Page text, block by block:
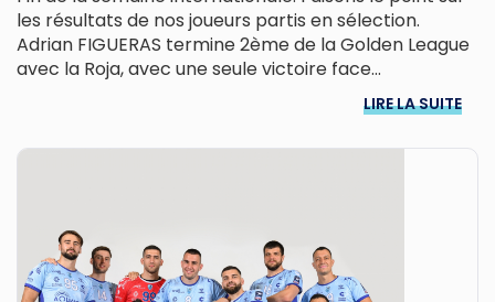
les résultats de nos joueurs partis en sélection.
Adrian FIGUERAS termine 2ème de la Golden League
avec la Roja, avec une seule victoire face...
LIRE LA SUITE